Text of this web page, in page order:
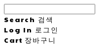
Search 검색
Log In 로그인
Cart 장바구니